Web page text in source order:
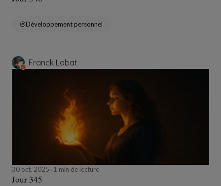
Développement personnel
Franck Labat
30 oct. 2025 1 min de lecture
Jour 345